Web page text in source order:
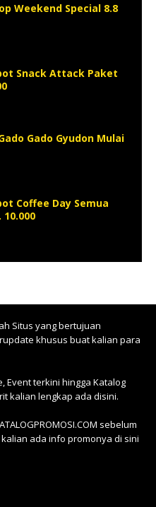
Weekend Special 8.8
Snack Attack Paket
Gado Gyudon Mulai
Coffee Day Semua
10.000
Situs yang bertujuan
khusus buat kalian para
Event terkini hingga Katalog
kalian lengkap ada disini.
sebelum
ada info promonya di sini